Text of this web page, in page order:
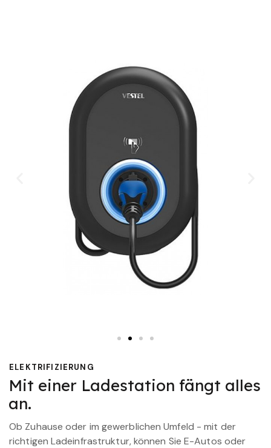
ELEKTRIFIZIERUNG
Mit einer Ladestation fängt alles
an.
Ob Zuhause oder im gewerblichen Umfeld - mit der
richtigen Ladeinfrastruktur, können Sie E-Autos oder